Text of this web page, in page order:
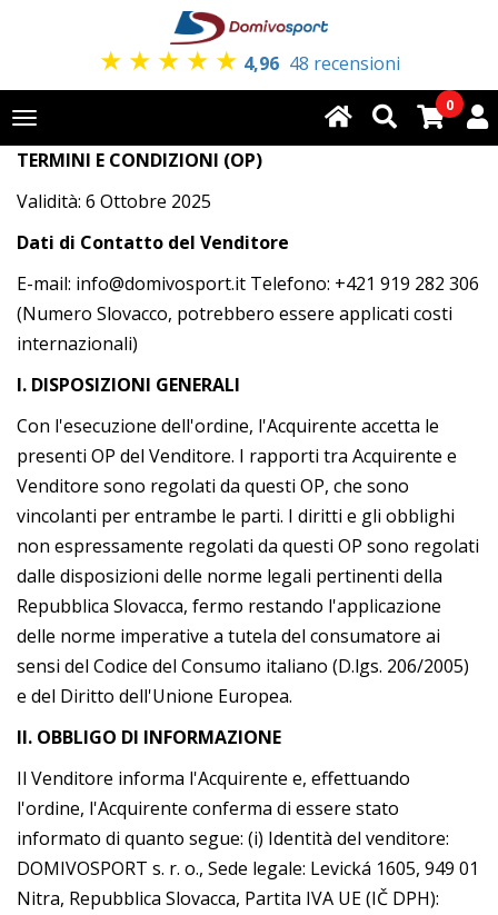
★ ★ ★ ★ ★ 4,96 48 recensioni
Toggle
navigation
0
TERMINI E CONDIZIONI (OP)
Validità: 6 Ottobre 2025
Dati di Contatto del Venditore
E-mail: info@domivosport.it Telefono: +421 919 282 306
(Numero Slovacco, potrebbero essere applicati costi
internazionali)
I. DISPOSIZIONI GENERALI
Con l'esecuzione dell'ordine, l'Acquirente accetta le
presenti OP del Venditore. I rapporti tra Acquirente e
Venditore sono regolati da questi OP, che sono
vincolanti per entrambe le parti. I diritti e gli obblighi
non espressamente regolati da questi OP sono regolati
dalle disposizioni delle norme legali pertinenti della
Repubblica Slovacca, fermo restando l'applicazione
delle norme imperative a tutela del consumatore ai
sensi del Codice del Consumo italiano (D.lgs. 206/2005)
e del Diritto dell'Unione Europea.
II. OBBLIGO DI INFORMAZIONE
Il Venditore informa l'Acquirente e, effettuando
l'ordine, l'Acquirente conferma di essere stato
informato di quanto segue: (i) Identità del venditore:
DOMIVOSPORT s. r. o., Sede legale: Levická 1605, 949 01
Nitra, Repubblica Slovacca, Partita IVA UE (IČ DPH):